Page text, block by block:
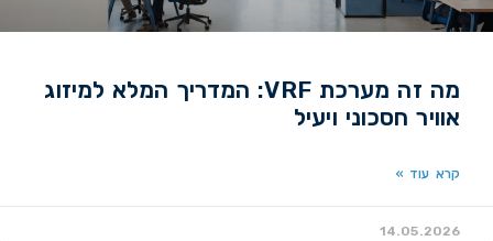
מה זה מערכת VRF: המדריך המלא למיזוג
אוויר חסכוני ויעיל
קרא עוד »
14.05.2026